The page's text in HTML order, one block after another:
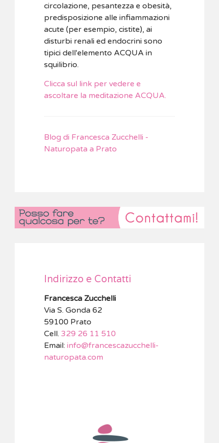
circolazione, pesantezza e obesità,
predisposizione alle infiammazioni
acute (per esempio, cistite), ai
disturbi renali ed endocrini sono
tipici dell'elemento ACQUA in
squilibrio.
Clicca sul link per vedere e
ascoltare la meditazione ACQUA.
Blog di Francesca Zucchelli -
Naturopata a Prato
Indirizzo e Contatti
Francesca Zucchelli
Via S. Gonda 62
59100 Prato
Cell. 329 26 11 510
Email: info@francescazucchelli-
naturopata.com